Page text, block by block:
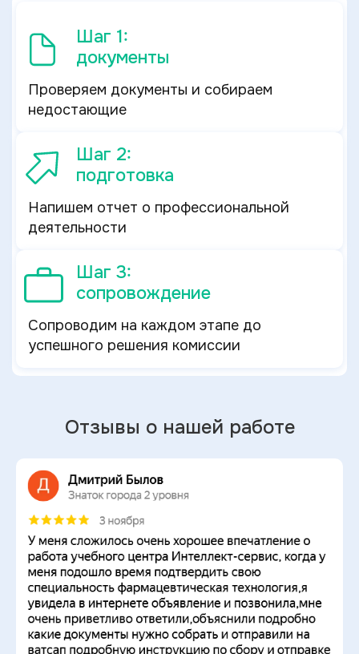
Шаг 1:
документы
Проверяем документы и собираем
недостающие
Шаг 2:
подготовка
Напишем отчет о профессиональной
деятельности
Шаг 3:
сопровождение
Сопроводим на каждом этапе до
успешного решения комиссии
Отзывы о нашей работе